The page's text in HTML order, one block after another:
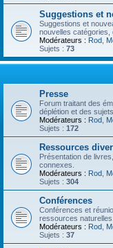
Suggestions et
Suggestions et
nouvelles catégories,
Modérateurs : Rod
Sujets : 73
Presse
Forum traitant des
déplétion et des
Modérateurs : Rod
Sujets : 172
Ressources
Présentation de
connexes.
Modérateurs : Rod
Sujets : 304
Conférences
Conférences et
ressources naturelles.
Modérateurs : Rod
Sujets : 37